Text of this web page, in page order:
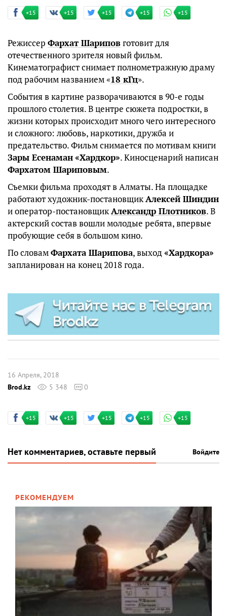
+15 +15 +15 +15 +15
Режиссер Фархат Шариповготовит для
отечественного зрителя новый фильм.
Кинематографист снимает полнометражную драму
под рабочим названием «18 кГц».
События в картине разворачиваются в 90-е годы
прошлого столетия. В центре сюжета подростки, в
жизни которых происходит много чего интересного
и сложного: любовь, наркотики, дружба и
предательство. Фильм снимается по мотивам книги
Зары Есенаман«Хардкор». Киносценарий написан
Фархатом Шариповым.
Съемки фильма проходят в Алматы. На площадке
работают художник-постановщикАлексей Шиндин
и оператор-постановщикАлександр Плотников. В
актерский состав вошли молодые ребята, впервые
пробующие себя в большом кино.
По словамФархата Шарипова, выход«Хардкора»
запланирован на конец 2018 года.
16 Апреля, 2018
Brod.kz
5 348 0
+15 +15 +15 +15 +15
Нет комментариев, оставьте первый Войдите
РЕКОМЕНДУЕМ